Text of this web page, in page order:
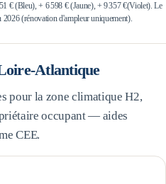
€(Bleu), + 6 598 €(Jaune), + 9 357 €(Violet). Le
2026 (rénovation d'ampleur uniquement).
Atlantique
pour la zone climatique H2,
occupant — aides
CEE.